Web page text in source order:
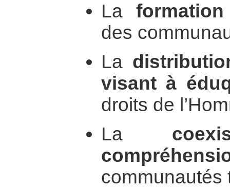
La formation
des
La
visant à
droits de
La
communautés